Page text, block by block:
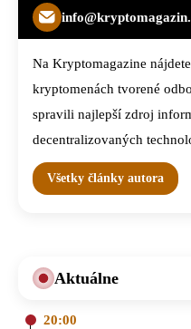
Na Kryptomagazine
kryptomenách tvorené
spravili najlepší zdroj
decentralizovaných
Všetky články autora
Aktuálne
20:00